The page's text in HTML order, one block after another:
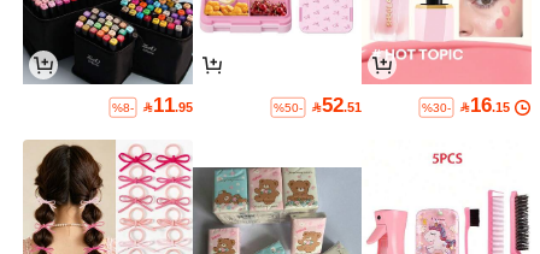
16.15
%30-
52.51
%50-
11.95
%8-